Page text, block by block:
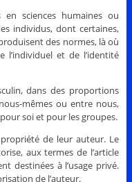
sciences humaines ou
individus, dont certaines,
des normes, là où
et de l’identité
dans des proportions
mêmes ou entre nous,
soi et pour les groupes.
de leur auteur. Le
aux termes de l’article
destinées à l’usage privé.
de l’auteur.